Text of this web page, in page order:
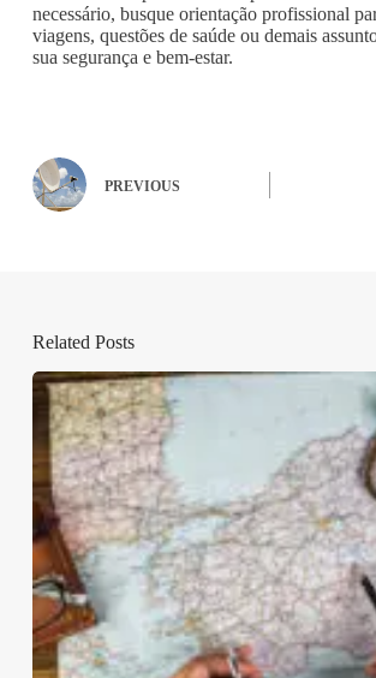
necessário, busque orientação profissional
viagens, questões de saúde ou demais
sua segurança e bem-estar.
PREVIOUS
Related Posts